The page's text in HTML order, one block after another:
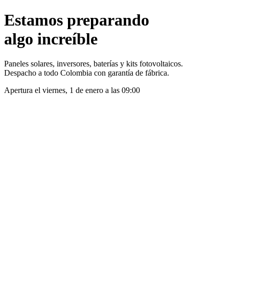
Estamos preparando
algo increíble
Paneles solares, inversores, baterías y kits fotovoltaicos.
Despacho a todo Colombia con garantía de fábrica.
Apertura el viernes, 1 de enero a las 09:00